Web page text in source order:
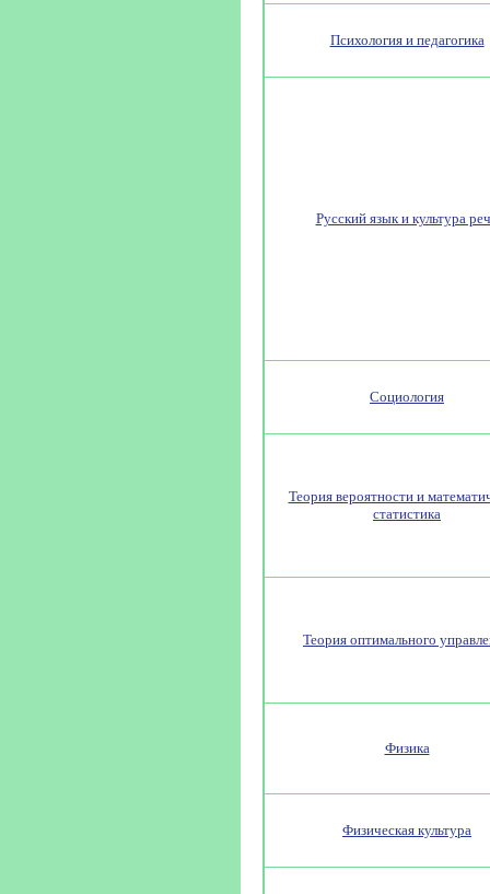
Психология и педагогика
Русский язык и культура
Социология
Теория вероятности и
статистика
Теория оптимального
Физика
Физическая культура